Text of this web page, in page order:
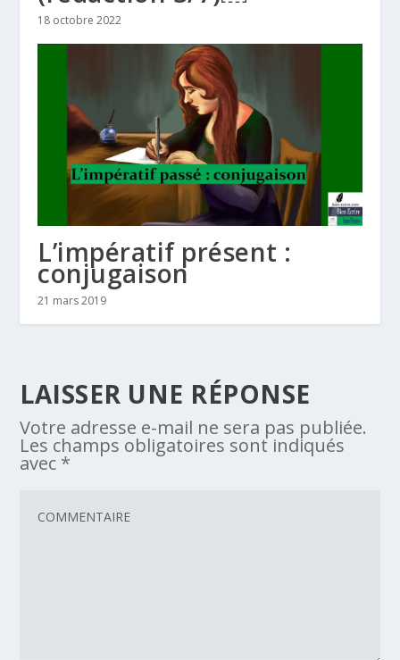
18 octobre 2022
L’impératif présent :
conjugaison
21 mars 2019
LAISSER UNE RÉPONSE
Votre adresse e-mail ne sera pas publiée.
Les champs obligatoires sont indiqués
avec *